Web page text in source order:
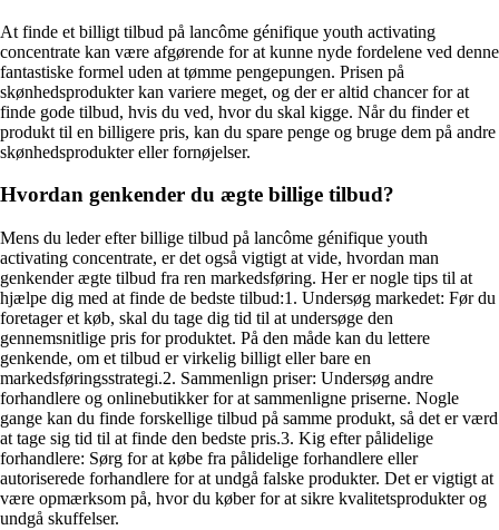
At finde et billigt tilbud på lancôme génifique youth activating
concentrate kan være afgørende for at kunne nyde fordelene ved denne
fantastiske formel uden at tømme pengepungen. Prisen på
skønhedsprodukter kan variere meget, og der er altid chancer for at
finde gode tilbud, hvis du ved, hvor du skal kigge. Når du finder et
produkt til en billigere pris, kan du spare penge og bruge dem på andre
skønhedsprodukter eller fornøjelser.
Hvordan genkender du ægte billige tilbud?
Mens du leder efter billige tilbud på lancôme génifique youth
activating concentrate, er det også vigtigt at vide, hvordan man
genkender ægte tilbud fra ren markedsføring. Her er nogle tips til at
hjælpe dig med at finde de bedste tilbud:1. Undersøg markedet: Før du
foretager et køb, skal du tage dig tid til at undersøge den
gennemsnitlige pris for produktet. På den måde kan du lettere
genkende, om et tilbud er virkelig billigt eller bare en
markedsføringsstrategi.2. Sammenlign priser: Undersøg andre
forhandlere og onlinebutikker for at sammenligne priserne. Nogle
gange kan du finde forskellige tilbud på samme produkt, så det er værd
at tage sig tid til at finde den bedste pris.3. Kig efter pålidelige
forhandlere: Sørg for at købe fra pålidelige forhandlere eller
autoriserede forhandlere for at undgå falske produkter. Det er vigtigt at
være opmærksom på, hvor du køber for at sikre kvalitetsprodukter og
undgå skuffelser.